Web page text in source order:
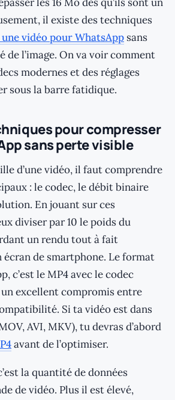
il existe des techniques
vidéo pour WhatsApp sans
de l’image. On va voir comment
modernes et des réglages
sous la barre fatidique.
pour compresser
sans perte visible
d’une vidéo, il faut comprendre
: le codec, le débit binaire
En jouant sur ces
diviser par 10 le poids du
un rendu tout à fait
écran de smartphone. Le format
c’est le MP4 avec le codec
excellent compromis entre
Si ta vidéo est dans
AVI, MKV), tu devras d’abord
avant de l’optimiser.
la quantité de données
de vidéo. Plus il est élevé,